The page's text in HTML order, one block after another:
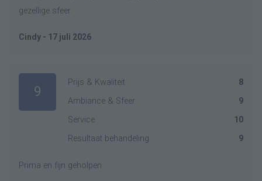
gezellige sfeer.
Cindy - 17 juli 2026
9
Prijs & Kwaliteit
8
Ambiance & Sfeer
9
Service
10
Resultaat behandeling
9
Prima en fijn geholpen